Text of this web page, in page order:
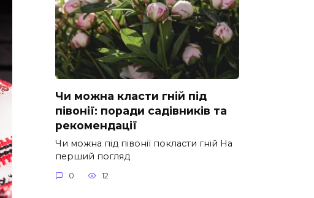
Чи можна класти гній під
півонії: поради садівників та
рекомендації
Чи можна під півонії покласти гній На
перший погляд
0 12